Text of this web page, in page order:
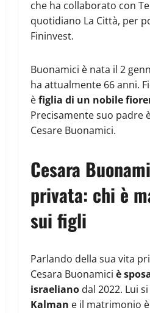
che ha collaborato con
quotidiano La Città, per
Fininvest.
Buonamici è nata il 2
ha attualmente 66 anni.
èfiglia di un nobile
Precisamente suo padre
Cesare Buonamici.
Cesara
privata: chi è
sui figli
Parlando della sua vita
Cesara Buonamici è
israeliano dal 2022. Lui
Kalman e il matrimonio